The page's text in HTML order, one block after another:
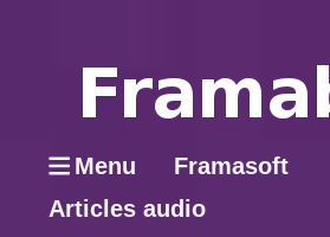
Menu
Framasoft
Articles audio